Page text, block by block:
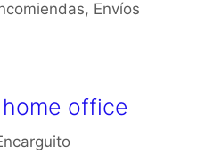
, Envíos
office